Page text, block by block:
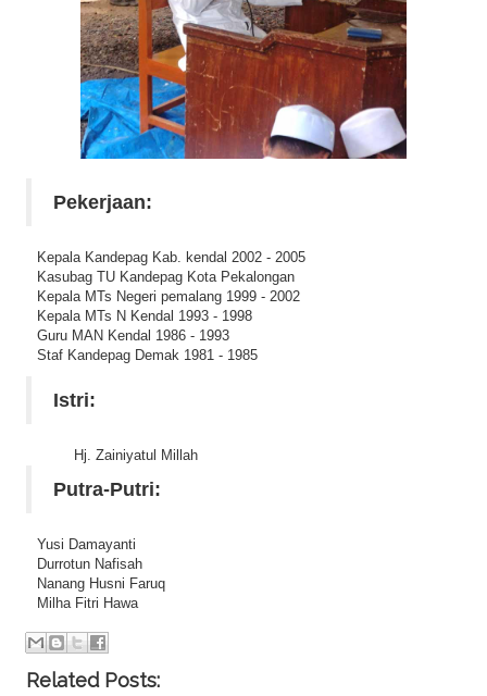
Pekerjaan:
Kepala Kandepag Kab. kendal 2002 - 2005
Kasubag TU Kandepag Kota Pekalongan
Kepala MTs Negeri pemalang 1999 - 2002
Kepala MTs N Kendal 1993 - 1998
Guru MAN Kendal 1986 - 1993
Staf Kandepag Demak 1981 - 1985
Istri:
Hj. Zainiyatul Millah
Putra-Putri:
Yusi Damayanti
Durrotun Nafisah
Nanang Husni Faruq
Milha Fitri Hawa
Related Posts: